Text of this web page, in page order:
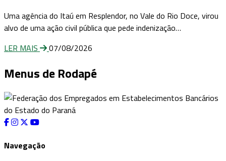
Uma agência do Itaú em Resplendor, no Vale do Rio Doce, virou
alvo de uma ação civil pública que pede indenização…
LER MAIS
07/08/2026
Menus de Rodapé
Navegação